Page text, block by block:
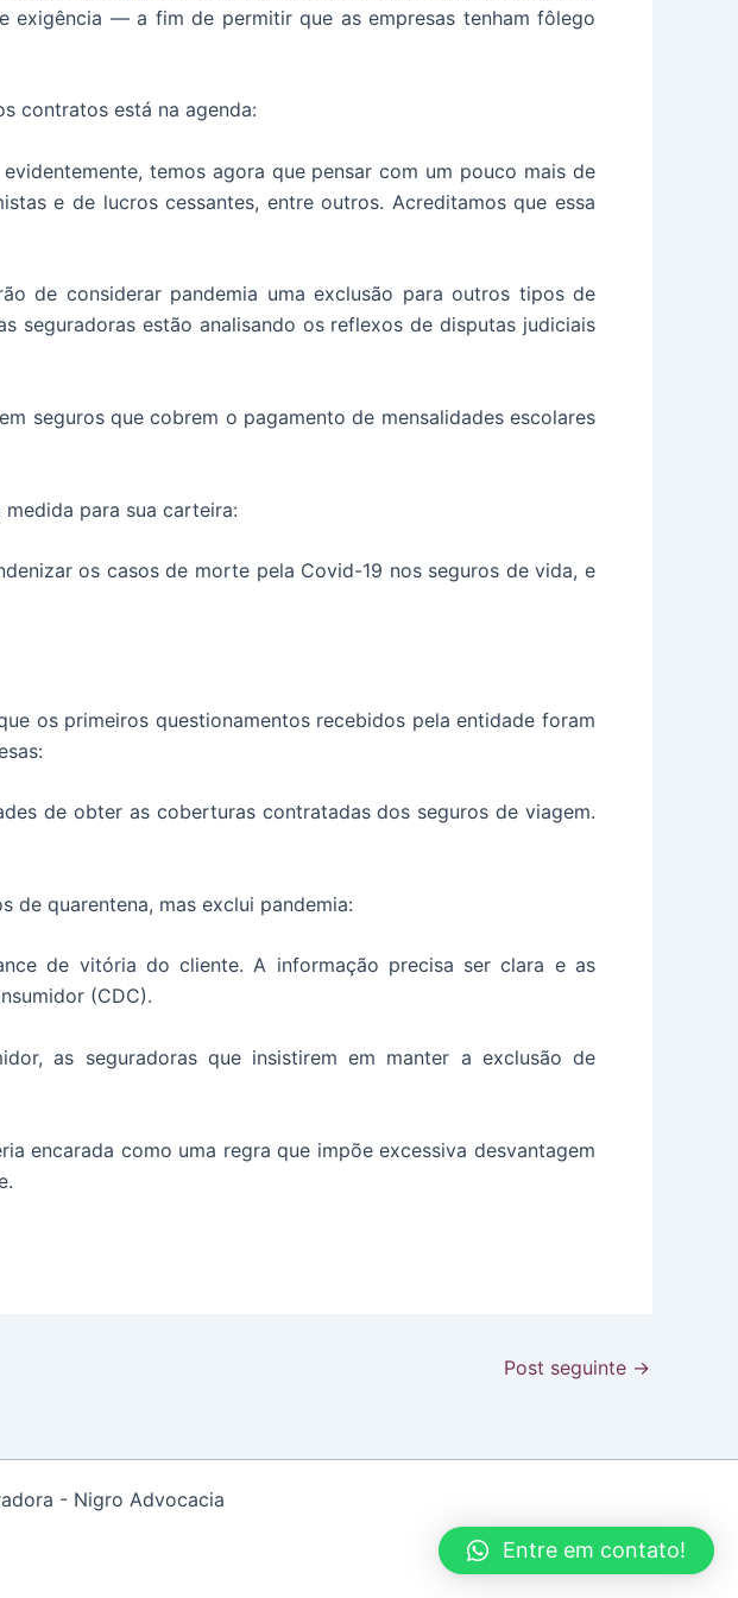
— a fim de permitir que as empresas tenham fôlego
contratos está na agenda:
temos agora que pensar com um pouco mais de
e de lucros cessantes, entre outros. Acreditamos que essa
de considerar pandemia uma exclusão para outros tipos de
seguradoras estão analisando os reflexos de disputas judiciais
seguros que cobrem o pagamento de mensalidades escolares
para sua carteira:
os casos de morte pela Covid-19 nos seguros de vida, e
os primeiros questionamentos recebidos pela entidade foram
de obter as coberturas contratadas dos seguros de viagem.
de quarentena, mas exclui pandemia:
de vitória do cliente. A informação precisa ser clara e as
(CDC).
as seguradoras que insistirem em manter a exclusão de
encarada como uma regra que impõe excessiva desvantagem
Post seguinte →
- Nigro Advocacia
Entre em contato!